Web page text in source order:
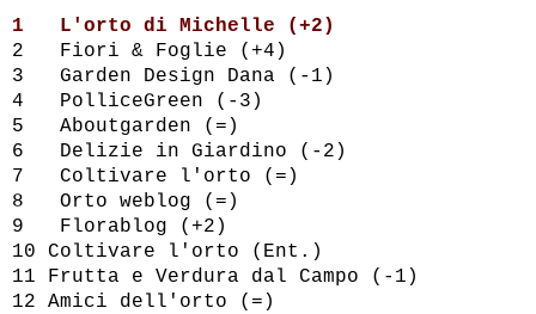
1 L'orto di Michelle (+2)
2 Fiori & Foglie (+4)
3 Garden Design Dana (-1)
4 PolliceGreen (-3)
5 Aboutgarden (=)
6 Delizie in Giardino (-2)
7 Coltivare l'orto (=)
8 Orto weblog (=)
9 Florablog (+2)
10 Coltivare l'orto (Ent.)
11 Frutta e Verdura dal Campo (-1)
12 Amici dell'orto (=)